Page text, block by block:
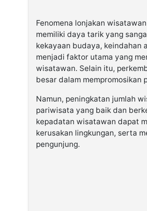
Fenomena lonjakan
memiliki daya tarik yang
kekayaan budaya, keindahan
menjadi faktor utama yang
wisatawan. Selain itu,
besar dalam mempromosikan
Namun, peningkatan jumlah
pariwisata yang baik dan
kepadatan wisatawan dapat
kerusakan lingkungan, serta
pengunjung.